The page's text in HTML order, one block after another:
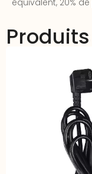
équivalent, 20%
Chargeur